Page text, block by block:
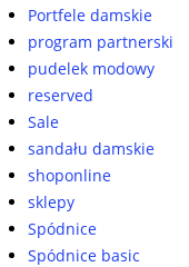
Portfele damskie
program partnerski
pudelek modowy
reserved
Sale
sandału damskie
shoponline
sklepy
Spódnice
Spódnice basic